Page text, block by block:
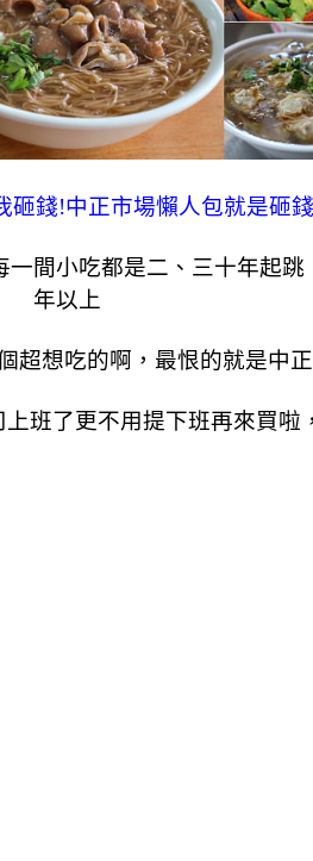
砸錢!中正市場懶人包就是砸
間小吃都是二、三十年起
年以上
超想吃的啊，最恨的就是中
班了更不用提下班再來買啦